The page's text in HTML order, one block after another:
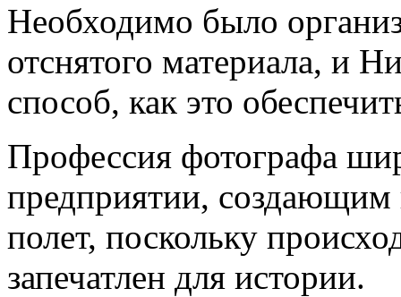
Необходимо было
отснятого материала, и
способ, как это
Профессия фотографа
предприятии,
полет, поскольку
запечатлен для истории.